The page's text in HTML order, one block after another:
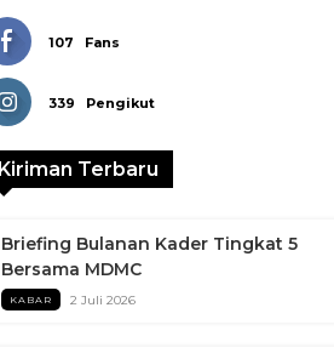
107 Fans
339 Pengikut
Kiriman Terbaru
Briefing Bulanan Kader Tingkat 5
Bersama MDMC
KABAR 2 Juli 2026